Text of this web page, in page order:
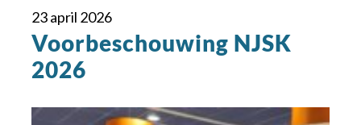
23 april 2026
Voorbeschouwing NJSK
2026